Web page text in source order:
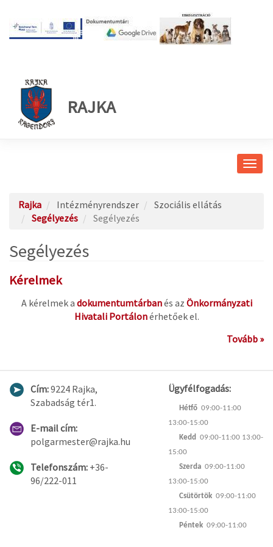
RAJKA
Rajka Intézményrendszer
Szociális ellátás
Segélyezés
Segélyezés
Segélyezés
Kérelmek
A kérelmek a dokumentumtárbanés az Önkormányzati
Hivatali Portálonérhetőek el.
Tovább »
Cím:9224 Rajka,
Szabadság tér1.
E-mail cím:
polgarmester@rajka.hu
Telefonszám: +36-
96/222-011
Ügyfélfogadás:
Hétfő 09:00-11:00
13:00-15:00
Kedd
09:00-11:00 13:00-
15:00
Szerda 09:00-11:00
13:00-15:00
Csütörtök 09:00-11:00
13:00-15:00
Péntek 09:00-11:00